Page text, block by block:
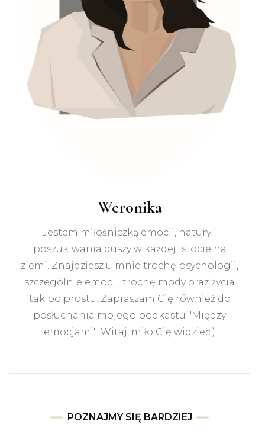
Weronika
Jestem miłośniczką emocji, natury i
poszukiwania duszy w każdej istocie na
ziemi. Znajdziesz u mnie trochę psychologii,
szczególnie emocji, trochę mody oraz życia
tak po prostu. Zapraszam Cię również do
posłuchania mojego podkastu "Między
emocjami". Witaj, miło Cię widzieć:)
POZNAJMY SIĘ BARDZIEJ